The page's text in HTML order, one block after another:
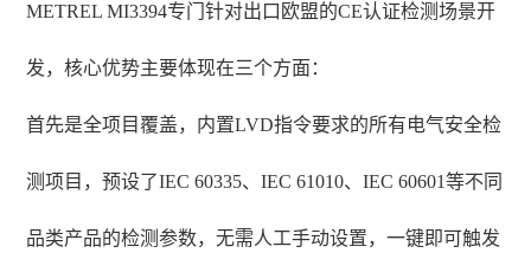
METREL MI3394专门针对出口欧盟的CE认证检测场景开
发，核心优势主要体现在三个方面：
首先是全项目覆盖，内置LVD指令要求的所有电气安全检
测项目，预设了IEC 60335、IEC 61010、IEC 60601等不同
品类产品的检测参数，无需人工手动设置，一键即可触发